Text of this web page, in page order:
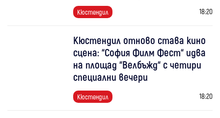
Кюстендил 18:20
Кюстендил отново става кино
сцена: “София Филм Фест“ идва
на площад “Велбъжд“ с четири
специални вечери
Кюстендил 18:20